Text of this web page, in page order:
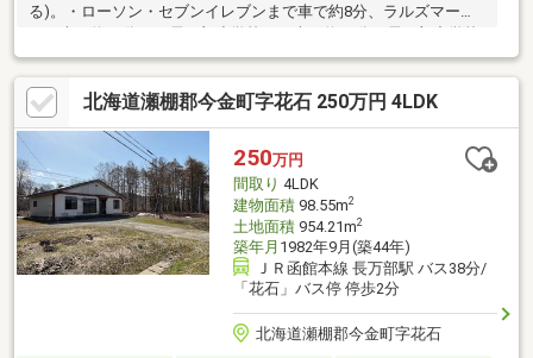
る)。・ローソン・セブンイレブンまで車で約8分、ラルズマート
まで車で約15分の立地です。・・お問合せの際は【物件番号
22414】とお伝えいただけるとスムーズにご対応できます。
北海道瀬棚郡今金町字花石 250万円 4LDK
250万円
間取り 4LDK
建物面積98.55m2
土地面積954.21m2
築年月 1982年9月(築44年)
ＪＲ函館本線 長万部駅 バス38分/
「花石」バス停 停歩2分
北海道瀬棚郡今金町字花石